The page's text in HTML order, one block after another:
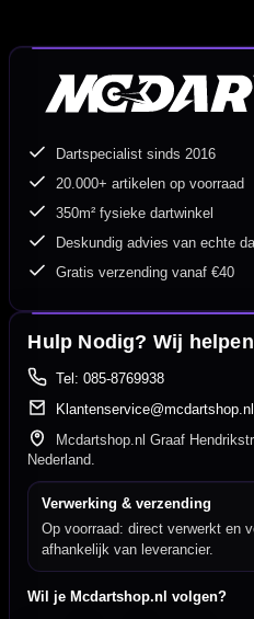
Dartspecialist sinds 2016
20.000+ artikelen op voorraad
350m² fysieke dartwinkel
Deskundig advies van echte
Gratis verzending vanaf €40
Hulp Nodig? Wij
Tel: 085-8769938
Klantenservice@mcdartshop.nl
Mcdartshop.nl Graaf
Nederland.
Verwerking & verzending
Op voorraad: direct verwerkt en
afhankelijk van leverancier.
Wil je Mcdartshop.nl volgen?